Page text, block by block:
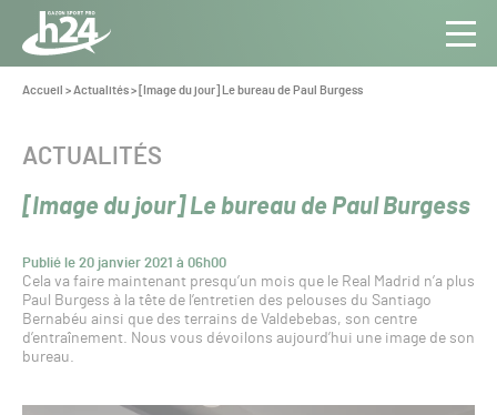
Panneau de gestion des cookies
Aller au contenu
Toute
l’info
Pro
Vous
Accueil >Actualités> [Image du jour] Le bureau de Paul Burgess
[Image du jour] Le bureau de Paul Burgess
Publié le 20 janvier 2021 à 06h00
CATÉGORIE :
ACTUALITÉS
Cela va faire maintenant presqu’un mois que le Real Madrid n’a plus
Paul Burgess à la tête de l’entretien des pelouses du Santiago
Bernabéu ainsi que des terrains de Valdebebas, son centre
d’entraînement. Nous vous dévoilons aujourd’hui une image de son
bureau.